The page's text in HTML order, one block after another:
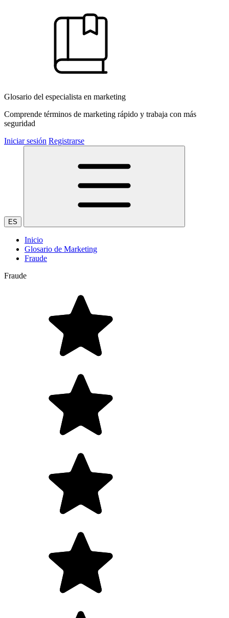
Glosario del especialista en marketing
Comprende términos de marketing rápido y trabaja con más
seguridad
Iniciar sesión Registrarse
ES
Inicio
Glosario de Marketing
Fraude
Fraude